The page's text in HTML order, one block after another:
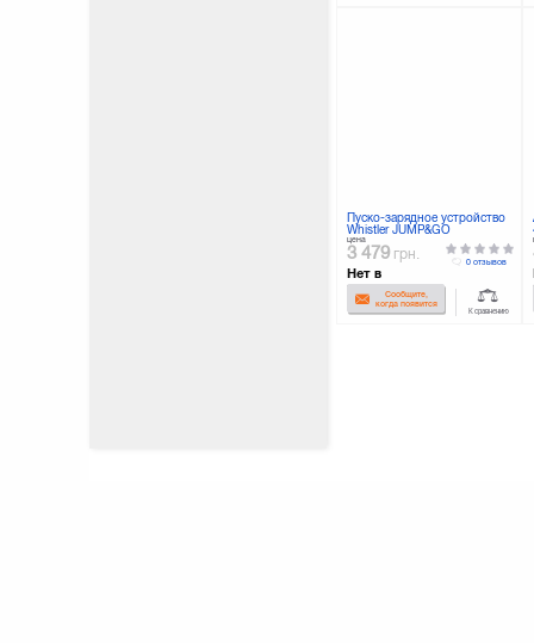
Пуско-зарядное устройство
Whistler JUMP&GO
цена
3 479 грн.
Нет в
наличииСообщите,
когда появится
0 отзывов
К сравнению